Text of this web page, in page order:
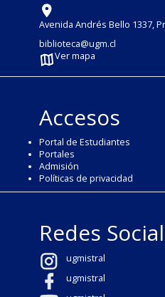
Avenida Andrés Bello 1337,
biblioteca@ugm.cl
Ver mapa
Accesos
Portal de Estudiantes
Portales
Admisión
Políticas de privacidad
Redes
ugmistral
ugmistral